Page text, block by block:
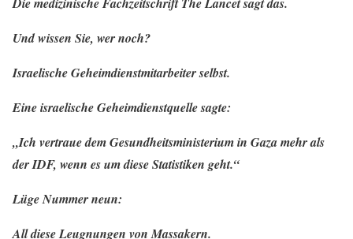
Und wissen Sie, wer noch?
Israelische Geheimdienstmitarbeiter selbst.
Eine israelische Geheimdienstquelle sagte:
„Ich vertraue dem Gesundheitsministerium in Gaza mehr als
der IDF, wenn es um diese Statistiken geht.“
Lüge Nummer neun:
All diese Leugnungen von Massakern.